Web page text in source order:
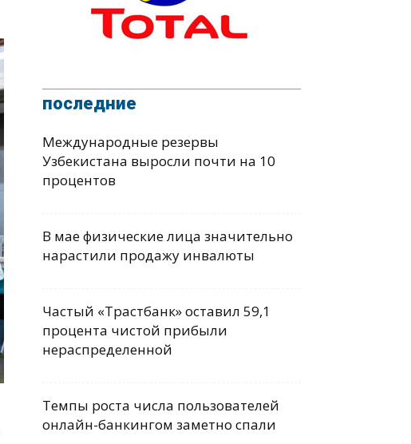
последние
Международные резервы
Узбекистана выросли почти на 10
процентов
В мае физические лица значительно
нарастили продажу инвалюты
Частый «Трастбанк» оставил 59,1
процента чистой прибыли
нераспределенной
Темпы роста числа пользователей
онлайн-банкингом заметно спали